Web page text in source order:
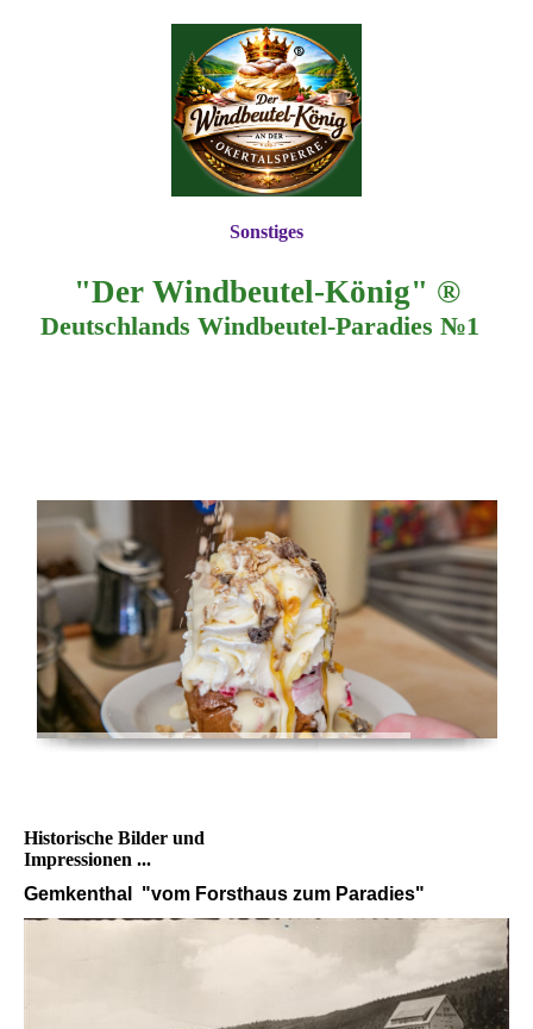
"Der Windbeutel-König" ®
Deutschlands Windbeutel-Paradies №1
Sonstiges
Historische Bilder und
Impressionen ...
Gemkenthal "vom Forsthaus zum Paradies"